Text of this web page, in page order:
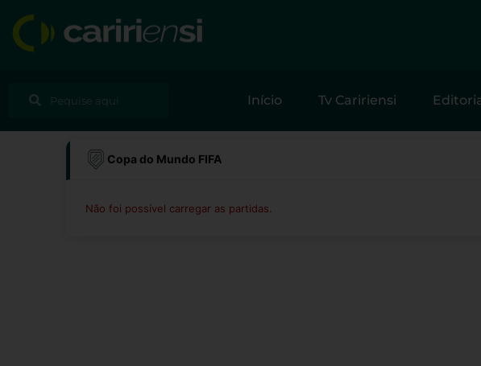
para
Pesquisar
Início Tv Caririensi
Copa do Mundo FIFA
Não foi possível carregar as partidas.